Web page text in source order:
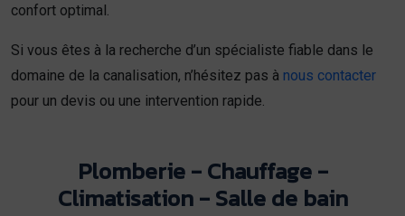
confort optimal.
Si vous êtes à la recherche d’un spécialiste fiable dans le
domaine de la canalisation, n’hésitez pas à nous contacter
pour un devis ou une intervention rapide.
Plomberie - Chauffage -
Climatisation - Salle de bain